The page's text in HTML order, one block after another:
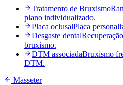
Tratamento de Bruxismo
plano individualizado.
Placa oclusalPlaca
Desgaste dental
bruxismo.
DTM associadaBruxismo
DTM.
Masseter